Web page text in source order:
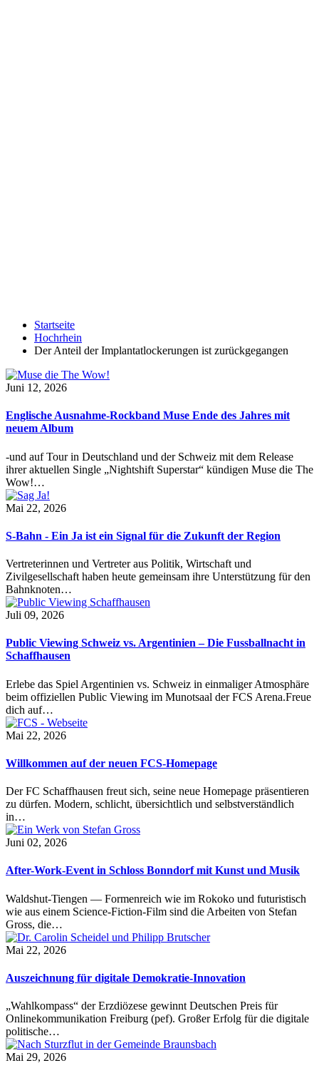
Startseite
Hochrhein
Der Anteil der Implantatlockerungen ist zurückgegangen
Juni 12, 2026
Englische Ausnahme-Rockband Muse Ende des Jahres mit
neuem Album
-und auf Tour in Deutschland und der Schweiz mit dem Release
ihrer aktuellen Single „Nightshift Superstar“ kündigen Muse die The
Wow!…
Mai 22, 2026
S-Bahn - Ein Ja ist ein Signal für die Zukunft der Region
Vertreterinnen und Vertreter aus Politik, Wirtschaft und
Zivilgesellschaft haben heute gemeinsam ihre Unterstützung für den
Bahnknoten…
Juli 09, 2026
Public Viewing Schweiz vs. Argentinien – Die Fussballnacht in
Schaffhausen
Erlebe das Spiel Argentinien vs. Schweiz in einmaliger Atmosphäre
beim offiziellen Public Viewing im Munotsaal der FCS Arena.Freue
dich auf…
Mai 22, 2026
Willkommen auf der neuen FCS-Homepage
Der FC Schaffhausen freut sich, seine neue Homepage präsentieren
zu dürfen. Modern, schlicht, übersichtlich und selbstverständlich
in…
Juni 02, 2026
After-Work-Event in Schloss Bonndorf mit Kunst und Musik
Waldshut-Tiengen — Formenreich wie im Rokoko und futuristisch
wie aus einem Science-Fiction-Film sind die Arbeiten von Stefan
Gross, die…
Mai 22, 2026
Auszeichnung für digitale Demokratie-Innovation
„Wahlkompass“ der Erzdiözese gewinnt Deutschen Preis für
Onlinekommunikation Freiburg (pef). Großer Erfolg für die digitale
politische…
Mai 29, 2026